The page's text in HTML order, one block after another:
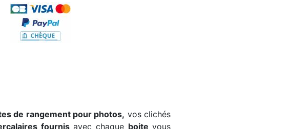
de rangement pour photos, vos clichés
fournisavec chaque boite vous